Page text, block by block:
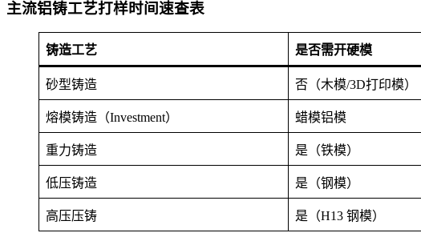
主流铝铸工艺打样时间速查表
铸造工艺 是否需开硬模
砂型铸造 否（木模/3D打印模）
熔模铸造（Investment） 蜡模铝模
重力铸造 是（铁模）
低压铸造 是（钢模）
高压压铸 是（H13 钢模）